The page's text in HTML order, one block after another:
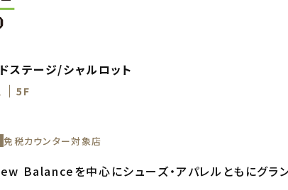
ステージ/シャルロット
5F
免税カウンター対象店
Balanceを中心にシューズ・アパレルともにグラ